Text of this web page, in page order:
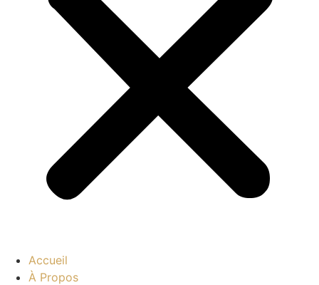
Accueil
À Propos